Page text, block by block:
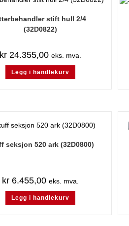
stift hull 2/4
(32D0822)
24.355,00 eks. mva.
Legg i handlekurv
seksjon 520 ark (32D0800)
kr6.455,00 eks. mva.
Legg i handlekurv